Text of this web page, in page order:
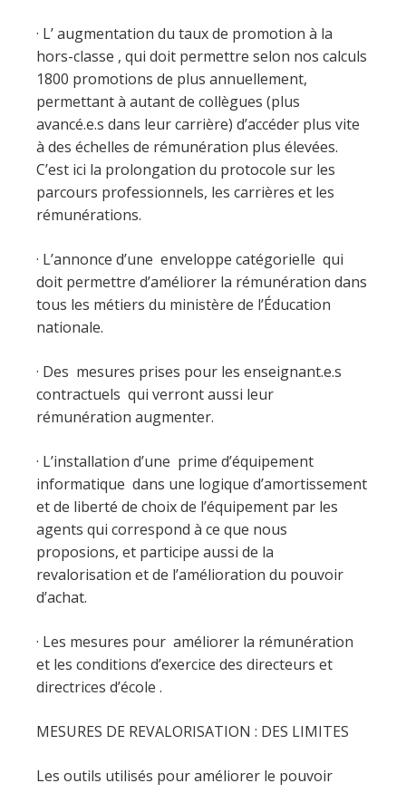
· L’ augmentation du taux de promotion à la
hors-classe , qui doit permettre selon nos calculs
1800 promotions de plus annuellement,
permettant à autant de collègues (plus
avancé.e.s dans leur carrière) d’accéder plus vite
à des échelles de rémunération plus élevées.
C’est ici la prolongation du protocole sur les
parcours professionnels, les carrières et les
rémunérations.
· L’annonce d’une enveloppe catégorielle qui
doit permettre d’améliorer la rémunération dans
tous les métiers du ministère de l’Éducation
nationale.
· Des mesures prises pour les enseignant.e.s
contractuels qui verront aussi leur
rémunération augmenter.
· L’installation d’une prime d’équipement
informatique dans une logique d’amortissement
et de liberté de choix de l’équipement par les
agents qui correspond à ce que nous
proposions, et participe aussi de la
revalorisation et de l’amélioration du pouvoir
d’achat.
· Les mesures pour améliorer la rémunération
et les conditions d’exercice des directeurs et
directrices d’école .
MESURES DE REVALORISATION : DES LIMITES
Les outils utilisés pour améliorer le pouvoir